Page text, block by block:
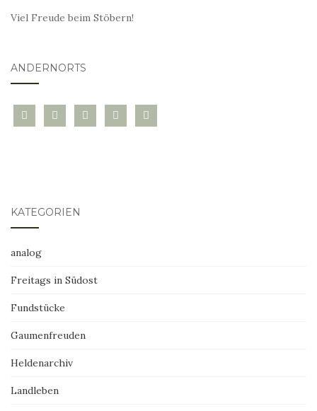
Viel Freude beim Stöbern!
ANDERNORTS
bloglovininstagramtwitter pinterest
mail
KATEGORIEN
analog
Freitags in Südost
Fundstücke
Gaumenfreuden
Heldenarchiv
Landleben